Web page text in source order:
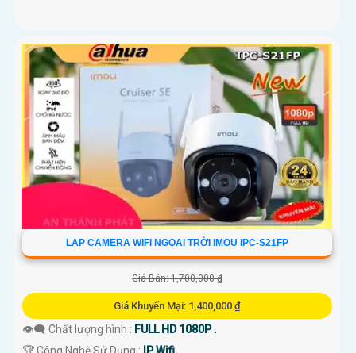
LAP CAMERA WIFI NGOAI TRỜI IMOU IPC-S21FP
Giá Bán: 1,700,000 ₫
Giá Khuyến Mại: 1,400,000 ₫
👁️‍🗨 Chất lượng hình : FULL HD 1080P .
🏆 Công Nghệ Sử Dụng : IP Wifi.